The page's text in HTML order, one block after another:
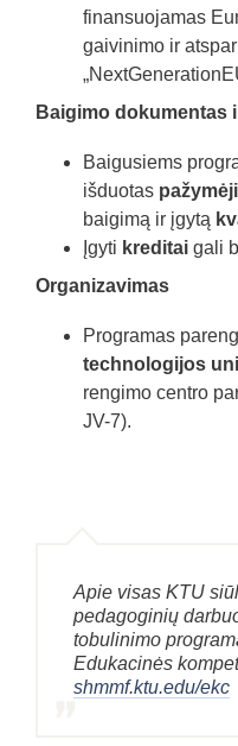
finansuojamas
gaivinimo ir
Baigimo dokumentas
Baigusiems
išduotas
baigimą ir įgytą
Įgyti kreditai gali
Organizavimas
Programas
technologijos
rengimo centro
JV-7).
Apie visas KTU
pedagoginių
tobulinimo
Edukacinės
shmmf.ktu.edu/ekc